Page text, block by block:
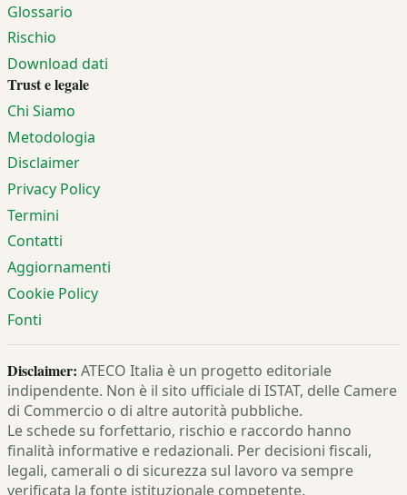
Glossario
Rischio
Download dati
Trust e legale
Chi Siamo
Metodologia
Disclaimer
Privacy Policy
Termini
Contatti
Aggiornamenti
Cookie Policy
Fonti
Disclaimer: ATECO Italia è un progetto editoriale
indipendente. Non è il sito ufficiale di ISTAT, delle Camere
di Commercio o di altre autorità pubbliche.
Le schede su forfettario, rischio e raccordo hanno
finalità informative e redazionali. Per decisioni fiscali,
legali, camerali o di sicurezza sul lavoro va sempre
verificata la fonte istituzionale competente.